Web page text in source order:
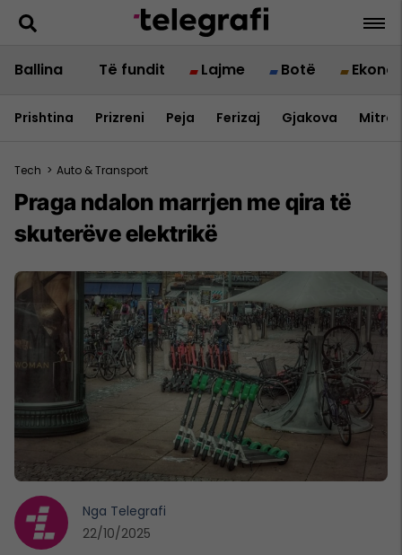
Ballina Të fundit Lajme Botë
Prishtina Prizreni Peja Ferizaj Gjakova
Tech > Auto & Transport
Praga ndalon marrjen me qira të
skuterëve elektrikë
Nga Telegrafi
22/10/2025